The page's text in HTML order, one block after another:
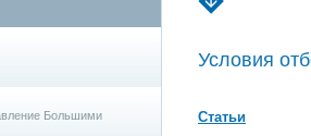
Большими
Условия
Статьи